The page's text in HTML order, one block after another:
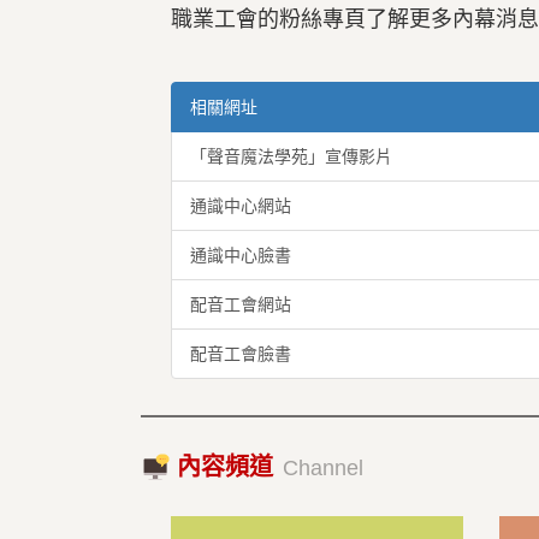
職業工會的粉絲專頁了解更多內幕消
相關網址
「聲音魔法學苑」宣傳影片
通識中心網站
通識中心臉書
配音工會網站
配音工會臉書
內容頻道 Channel